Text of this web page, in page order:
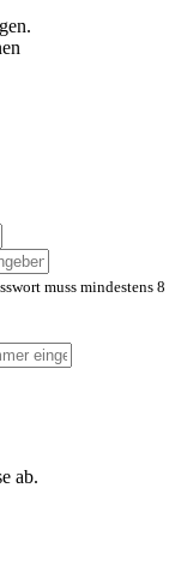
muss mindestens 8
ab.